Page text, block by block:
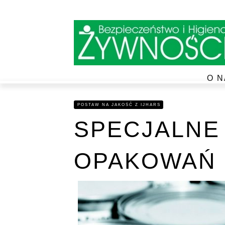
O
POSTAW NA JAKOŚĆ Z IJHARS
OPAKOWAŃ